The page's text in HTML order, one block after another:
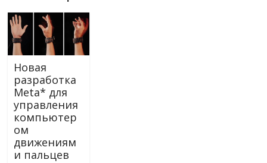
Новая
разработка
Meta* для
управления
компьютер
ом
движениям
и пальцев